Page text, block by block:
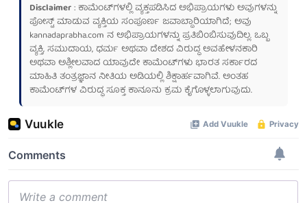
Disclaimer: ಕಾಮೆಂಟ್‌ಗಳಲ್ಲಿ ವ್ಯಕ್ತಪಡಿಸಿದ ಅಭಿಪ್ರಾಯಗಳು ಅವುಗಳನ್ನು
ಪೋಸ್ಟ್ ಮಾಡುವ ವ್ಯಕ್ತಿಯ ಸಂಪೂರ್ಣ ಜವಾಬ್ದಾರಿಯಾಗಿದೆ; ಅವು
kannadaprabha.com ನ ಅಭಿಪ್ರಾಯಗಳನ್ನು ಪ್ರತಿಬಿಂಬಿಸುವುದಿಲ್ಲ. ಒಬ್ಬ
ವ್ಯಕ್ತಿ, ಸಮುದಾಯ, ಧರ್ಮ ಅಥವಾ ದೇಶದ ವಿರುದ್ಧ ಅವಹೇಳನಕಾರಿ
ಅಥವಾ ಅಶ್ಲೀಲವಾದ ಯಾವುದೇ ಕಾಮೆಂಟ್‌ಗಳು ಭಾರತ ಸರ್ಕಾರದ
ಮಾಹಿತಿ ತಂತ್ರಜ್ಞಾನ ನೀತಿಯ ಅಡಿಯಲ್ಲಿ ಶಿಕ್ಷಾರ್ಹವಾಗಿವೆ. ಅಂತಹ
ಕಾಮೆಂಟ್‌ಗಳ ವಿರುದ್ಧ ಸೂಕ್ತ ಕಾನೂನು ಕ್ರಮ ಕೈಗೊಳ್ಳಲಾಗುವುದು.